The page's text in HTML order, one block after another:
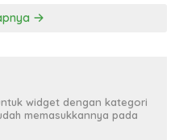
widget dengan kategori
memasukkannya pada